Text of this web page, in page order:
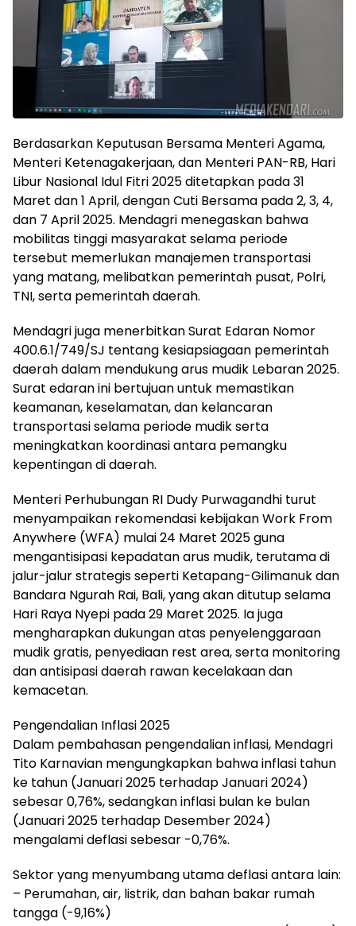
Berdasarkan Keputusan Bersama Menteri Agama,
Menteri Ketenagakerjaan, dan Menteri PAN-RB, Hari
Libur Nasional Idul Fitri 2025 ditetapkan pada 31
Maret dan 1 April, dengan Cuti Bersama pada 2, 3, 4,
dan 7 April 2025. Mendagri menegaskan bahwa
mobilitas tinggi masyarakat selama periode
tersebut memerlukan manajemen transportasi
yang matang, melibatkan pemerintah pusat, Polri,
TNI, serta pemerintah daerah.
Mendagri juga menerbitkan Surat Edaran Nomor
400.6.1/749/SJ tentang kesiapsiagaan pemerintah
daerah dalam mendukung arus mudik Lebaran 2025.
Surat edaran ini bertujuan untuk memastikan
keamanan, keselamatan, dan kelancaran
transportasi selama periode mudik serta
meningkatkan koordinasi antara pemangku
kepentingan di daerah.
Menteri Perhubungan RI Dudy Purwagandhi turut
menyampaikan rekomendasi kebijakan Work From
Anywhere (WFA) mulai 24 Maret 2025 guna
mengantisipasi kepadatan arus mudik, terutama di
jalur-jalur strategis seperti Ketapang-Gilimanuk dan
Bandara Ngurah Rai, Bali, yang akan ditutup selama
Hari Raya Nyepi pada 29 Maret 2025. Ia juga
mengharapkan dukungan atas penyelenggaraan
mudik gratis, penyediaan rest area, serta monitoring
dan antisipasi daerah rawan kecelakaan dan
kemacetan.
Pengendalian Inflasi 2025
Dalam pembahasan pengendalian inflasi, Mendagri
Tito Karnavian mengungkapkan bahwa inflasi tahun
ke tahun (Januari 2025 terhadap Januari 2024)
sebesar 0,76%, sedangkan inflasi bulan ke bulan
(Januari 2025 terhadap Desember 2024)
mengalami deflasi sebesar -0,76%.
Sektor yang menyumbang utama deflasi antara lain:
– Perumahan, air, listrik, dan bahan bakar rumah
tangga (-9,16%)